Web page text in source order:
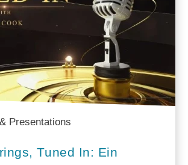
Presentations
Tuned In: Ein